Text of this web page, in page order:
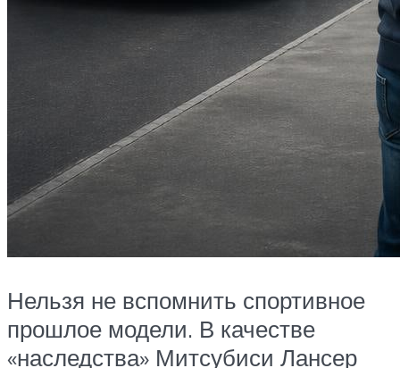
Нельзя не вспомнить спортивное
прошлое модели. В качестве
«наследства» Митсубиси Лансер